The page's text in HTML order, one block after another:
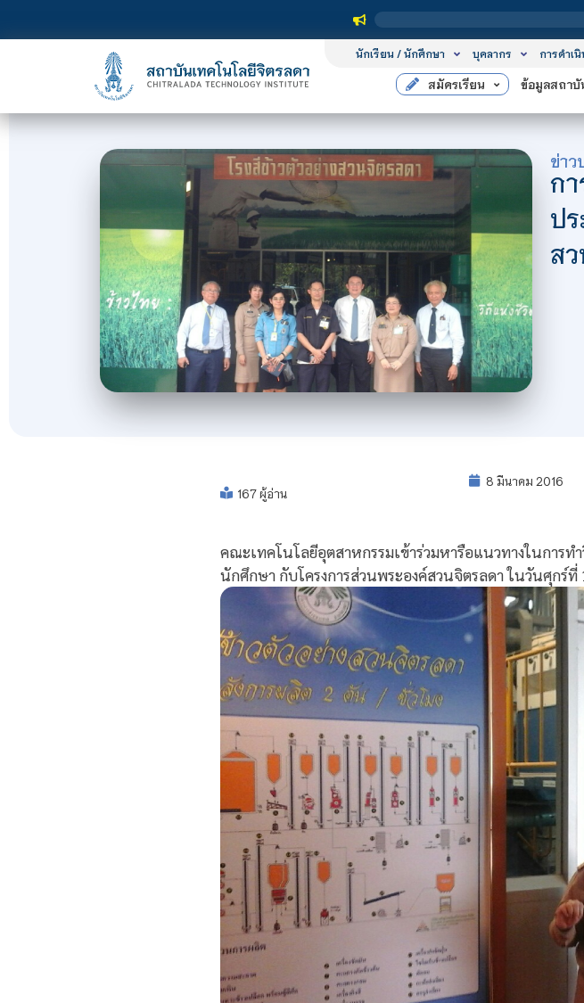
นักเรียน / นักศึกษา บุคลากร การดำเ
สมัครเรียน ข้อมูลสถาบั
ข่า
ก
ป
ส
167 ผู้อ่าน
8 มีนาคม 2016
คณะเทคโนโลยีอุตสาหกรรมเข้าร่วมหารือแนวทางในการ
นักศึกษา กับโครงการส่วนพระองค์สวนจิตรลดา ในวันศุกร์